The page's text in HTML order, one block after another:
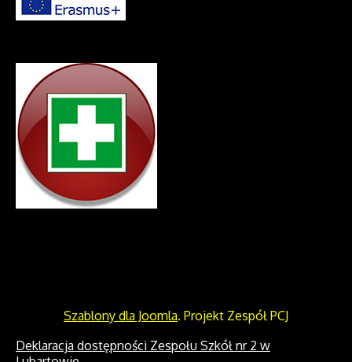
Szablony dla Joomla. Projekt Zespół PCJ
Deklaracja dostępności Zespołu Szkół nr 2 w